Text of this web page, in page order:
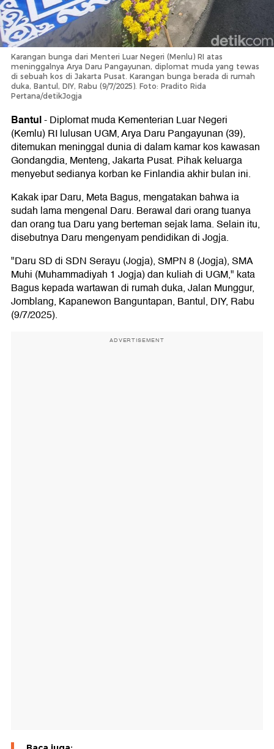
Karangan bunga dari Menteri Luar Negeri (Menlu) RI atas
meninggalnya Arya Daru Pangayunan, diplomat muda yang tewas
di sebuah kos di Jakarta Pusat. Karangan bunga berada di rumah
duka, Bantul, DIY, Rabu (9/7/2025). Foto: Pradito Rida
Pertana/detikJogja
Bantul-Diplomat muda Kementerian Luar Negeri
(Kemlu) RI lulusan UGM, Arya Daru Pangayunan (39),
ditemukan meninggal dunia di dalam kamar kos kawasan
Gondangdia, Menteng, Jakarta Pusat. Pihak keluarga
menyebut sedianya korban ke Finlandia akhir bulan ini.
Kakak ipar Daru, Meta Bagus, mengatakan bahwa ia
sudah lama mengenal Daru. Berawal dari orang tuanya
dan orang tua Daru yang berteman sejak lama. Selain itu,
disebutnya Daru mengenyam pendidikan di Jogja.
"Daru SD di SDN Serayu (Jogja), SMPN 8 (Jogja), SMA
Muhi (Muhammadiyah 1 Jogja) dan kuliah di UGM," kata
Bagus kepada wartawan di rumah duka, Jalan Munggur,
Jomblang, Kapanewon Banguntapan, Bantul, DIY, Rabu
(9/7/2025).
ADVERTISEMENT